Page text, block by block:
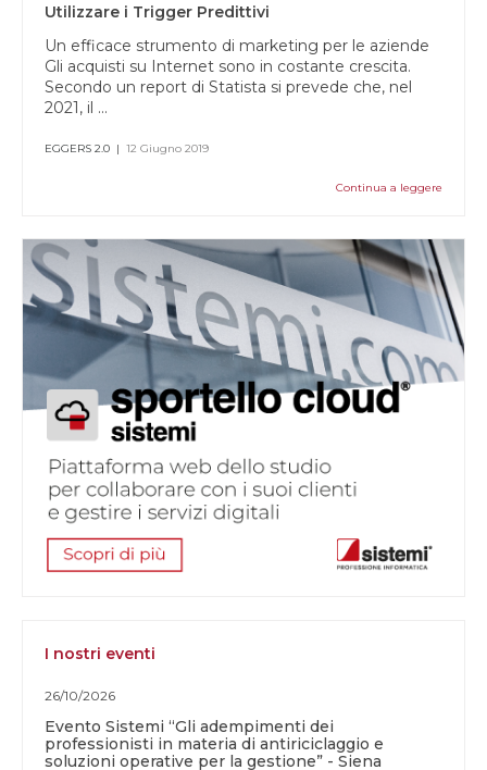
Utilizzare i Trigger Predittivi
Un efficace strumento di marketing per le aziende
Gli acquisti su Internet sono in costante crescita.
Secondo un report di Statista si prevede che, nel
2021, il ...
EGGERS 2.0 | 12 Giugno 2019
Continua a leggere
I nostri eventi
26/10/2026
Evento Sistemi “Gli adempimenti dei
professionisti in materia di antiriciclaggio e
soluzioni operative per la gestione” - Siena